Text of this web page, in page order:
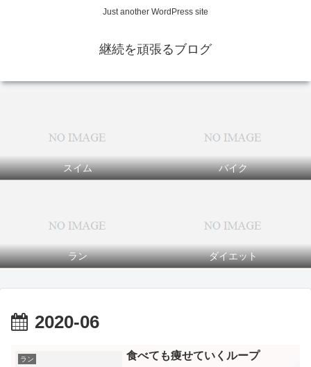
Just another WordPress site
継続を頑張るブログ
スイム バイク
ラン ダイエット
2020-06
ラン 食べても痩せていくループ